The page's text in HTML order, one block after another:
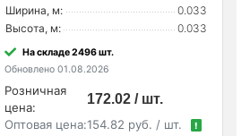
Ширина, м:
0.033
Высота, м:
0.033
На складе 2496 шт.
Обновлено 01.08.2026
Розничная
цена:
172.02 / шт.
Оптовая цена:154.82 руб. / шт. !